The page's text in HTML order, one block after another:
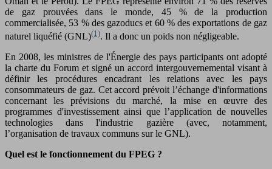
de gaz prouvées dans le monde, 45 % de la production
commercialisée, 53 % des gazoducs et 60 % des exportations de gaz
naturel liquéfié (GNL)(1). Il a donc un poids non négligeable.
En 2008, les ministres de l'Énergie des pays participants ont adopté
la charte du Forum et signé un accord intergouvernemental visant à
définir les procédures encadrant les relations avec les pays
consommateurs de gaz. Cet accord prévoit l’échange d'informations
concernant les prévisions du marché, la mise en œuvre des
programmes d'investissement ainsi que l’application de nouvelles
technologies dans l'industrie gazière (avec, notamment,
l’organisation de travaux communs sur le GNL).
Quel est le fonctionnement du FPEG ?